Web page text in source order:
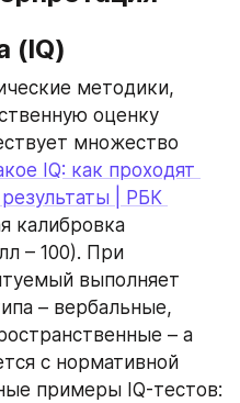
(IQ)
методики,
оценку
множество
IQ: как проходят
результаты | РБК
калибровка
– 100). При
выполняет
– вербальные,
– а
с нормативной
примеры IQ-тестов: